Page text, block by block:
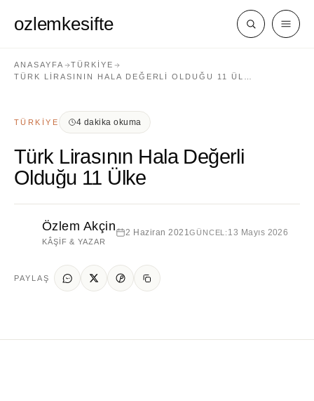
ozlemkesifte
ANASAYFA
TÜRKIYE
TÜRK LIRASININ HALA DEĞERLI OLDUĞU 11 ÜL…
TÜRKIYE 4 dakika okuma
Türk Lirasının Hala Değerli
Olduğu 11 Ülke
Özlem Akçin
KÂŞIF & YAZAR
2 Haziran 2021GÜNCEL: 13 Mayıs 2026
PAYLAŞ